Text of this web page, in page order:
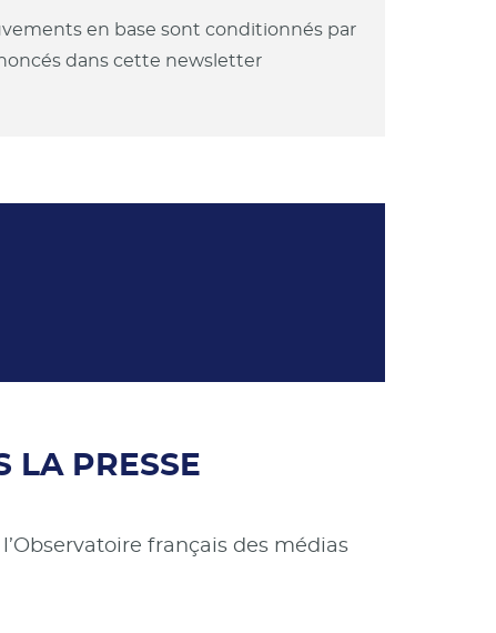
en base sont conditionnés par
dans cette newsletter
LA PRESSE
français des médias